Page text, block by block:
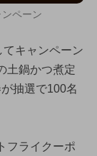
ペーン
キャンペーン
土鍋かつ煮定
抽選で100名
フライクーポ